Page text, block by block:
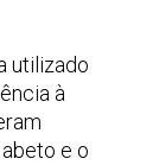
utilizado
à
e o